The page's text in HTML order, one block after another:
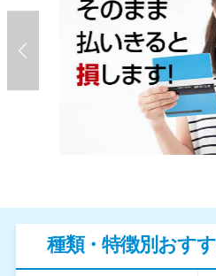
種類・特徴別おす